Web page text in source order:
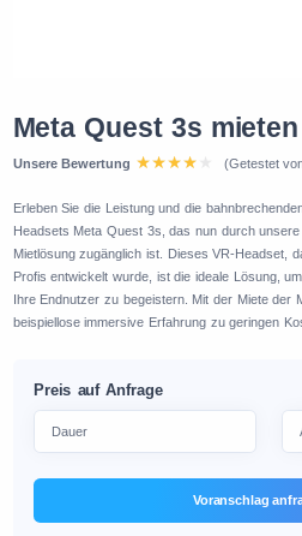
Meta Quest 3s mieten
Unsere Bewertung (Getestet
Erleben Sie die Leistung und die
Headsets Meta Quest 3s, das nun durch
Mietlösung zugänglich ist. Dieses VR-Headset,
Profis entwickelt wurde, ist die ideale Lösung,
Ihre Endnutzer zu begeistern. Mit der Miete der
beispiellose immersive Erfahrung zu geringen
Preis auf Anfrage
Voranschlag